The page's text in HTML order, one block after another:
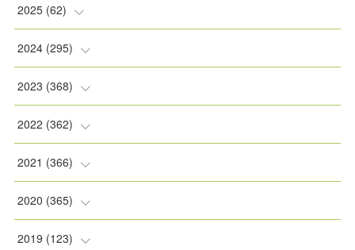
(2)
(2)
(2)
(5)
( 3 )
2025 (62)
(8)
(5)
(9)
(1)
( 1)
2024 (295)
(8)
(11)
(11)
(22)
( 31)
2023 (368)
(31)
(30)
(31)
(30)
2022 (362)
(30)
(30)
(30)
2021 (366)
(31)
(30)
2020 (365)
(31)
2019 (123)